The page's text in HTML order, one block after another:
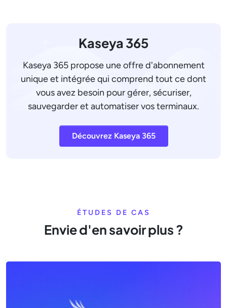
Kaseya 365
Kaseya 365 propose une offre d'abonnement
unique et intégrée qui comprend tout ce dont
vous avez besoin pour gérer, sécuriser,
sauvegarder et automatiser vos terminaux.
Découvrez Kaseya 365
ÉTUDES DE CAS
Envie d'en savoir plus ?